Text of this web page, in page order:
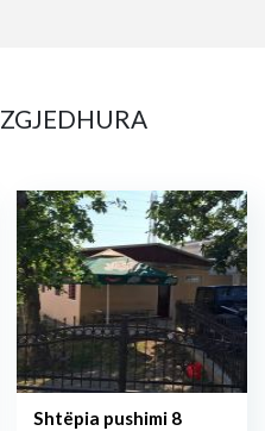
Shtëpia pushimi 8